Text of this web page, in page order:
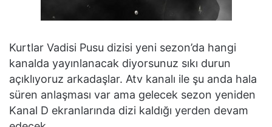
Kurtlar Vadisi Pusu dizisi yeni sezon’da hangi
kanalda yayınlanacak diyorsunuz sıkı durun
açıklıyoruz arkadaşlar. Atv kanalı ile şu anda hala
süren anlaşması var ama gelecek sezon yeniden
Kanal D ekranlarında dizi kaldığı yerden devam